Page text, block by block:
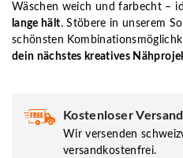
Wäschen weich und farbecht –
lange hält. Stöbere in unserem
schönsten
dein nächstes kreatives
Kostenloser Versand
Wir versenden
versandkostenfrei.